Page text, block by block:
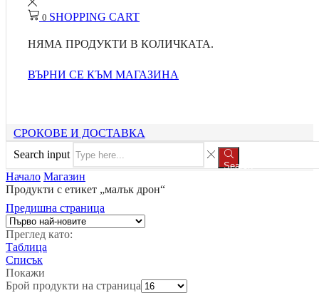
0 SHOPPING CART
НЯМА ПРОДУКТИ В КОЛИЧКАТА.
ВЪРНИ СЕ КЪМ МАГАЗИНА
СРОКОВЕ И ДОСТАВКА
Search input
Search
Начало Магазин
Продукти с етикет „малък дрон“
Предишна страница
Преглед като:
Таблица
Списък
Покажи
Брой продукти на страница